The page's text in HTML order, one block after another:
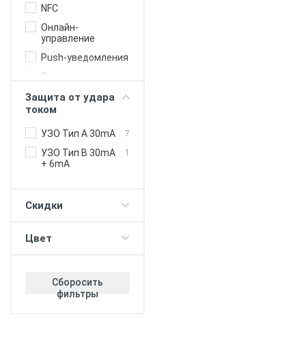
NFC
Онлайн-
управление
Push-уведомления
Регулировка
Таймер (для DC
V2H - повербанк с
электромобиля
WiFi
Защита от удара
током
УЗО Тип А 30mA 7
УЗО Тип B 30mA
+ 6mA
1
Скидки
Цвет
Сборосить
фильтры